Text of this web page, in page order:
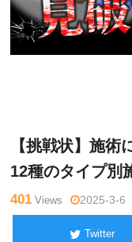
【挑戦状】施術
12種のタイプ別
401 Views 2025-3-6
Twitter